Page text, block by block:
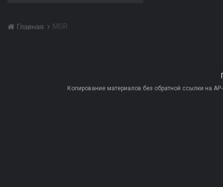
Главная MSR
Копирование материалов без обратной ссылки на